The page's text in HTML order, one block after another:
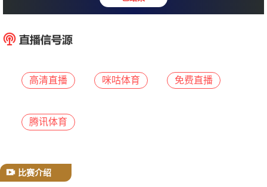
乌兹别克斯坦U17 : 吉尔吉斯
高清直播 咪咕体育 免费直播
腾讯体育
比赛介绍